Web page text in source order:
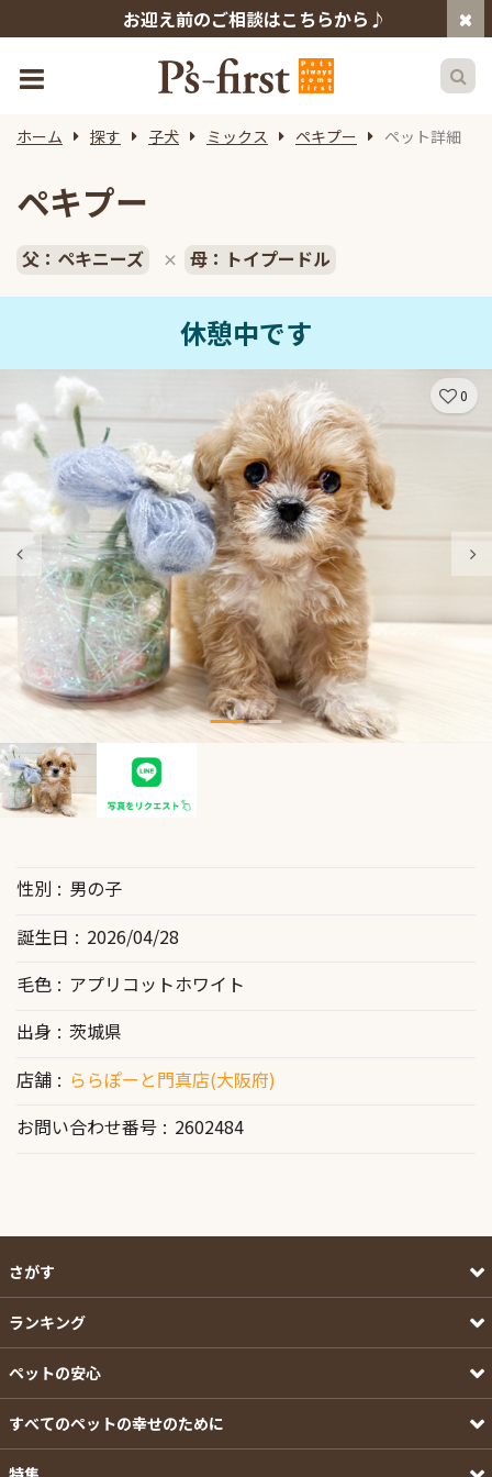
お迎え前のご相談はこちらから♪
ホーム 探す 子犬 ミックス ペキプー ペット詳細
ペキプー
父：ペキニーズ × 母：トイプードル
休憩中です
0
性別
男の子
誕生日
2026/04/28
毛色
アプリコットホワイト
出身
茨城県
店舗
ららぽーと門真店(大阪府)
お問い合わせ番号
2602484
さがす
ランキング
ペットの安心
すべてのペットの幸せのために